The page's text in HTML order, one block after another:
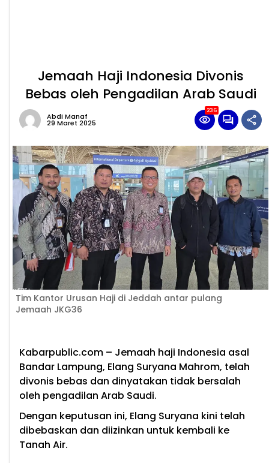
Jemaah Haji Indonesia Divonis
Bebas oleh Pengadilan Arab Saudi
Abdi Manaf
29 Maret 2025
236
Tim Kantor Urusan Haji di Jeddah antar pulang
Jemaah JKG36
Kabarpublic.com – Jemaah haji Indonesia asal
Bandar Lampung, Elang Suryana Mahrom, telah
divonis bebas dan dinyatakan tidak bersalah
oleh pengadilan Arab Saudi.
Dengan keputusan ini, Elang Suryana kini telah
dibebaskan dan diizinkan untuk kembali ke
Tanah Air.